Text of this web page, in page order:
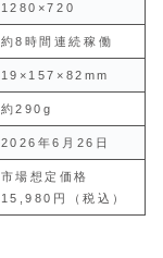
1280×720
約8時間連続稼働
19×157×82mm
約290g
2026年6月26日
市場想定価格
15,980円（税込）